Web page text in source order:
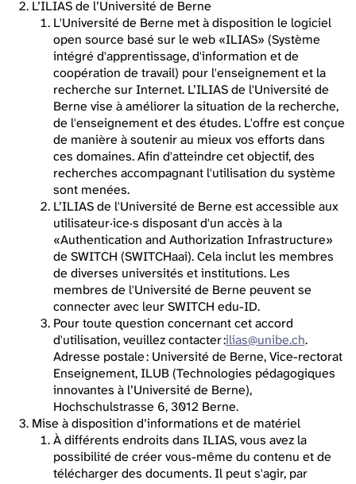
L’ILIAS de l’Université de Berne
L'Université de Berne met à disposition le logiciel
open source basé sur le web «ILIAS» (Système
intégré d'apprentissage, d'information et de
coopération de travail) pour l'enseignement et la
recherche sur Internet. L’ILIAS de l'Université de
Berne vise à améliorer la situation de la recherche,
de l'enseignement et des études. L'offre est conçue
de manière à soutenir au mieux vos efforts dans
ces domaines. Afin d'atteindre cet objectif, des
recherches accompagnant l'utilisation du système
sont menées.
L’ILIAS de l'Université de Berne est accessible aux
utilisateur·ice·s disposant d'un accès à la
«Authentication and Authorization Infrastructure»
de SWITCH (SWITCHaai). Cela inclut les membres
de diverses universités et institutions. Les
membres de l'Université de Berne peuvent se
connecter avec leur SWITCH edu-ID.
Pour toute question concernant cet accord
d'utilisation, veuillez contacter :ilias@unibe.ch.
Adresse postale : Université de Berne, Vice-rectorat
Enseignement, ILUB (Technologies pédagogiques
innovantes à l’Université de Berne),
Hochschulstrasse 6, 3012 Berne.
Mise à disposition d’informations et de matériel
À différents endroits dans ILIAS, vous avez la
possibilité de créer vous-même du contenu et de
télécharger des documents. Il peut s'agir, par